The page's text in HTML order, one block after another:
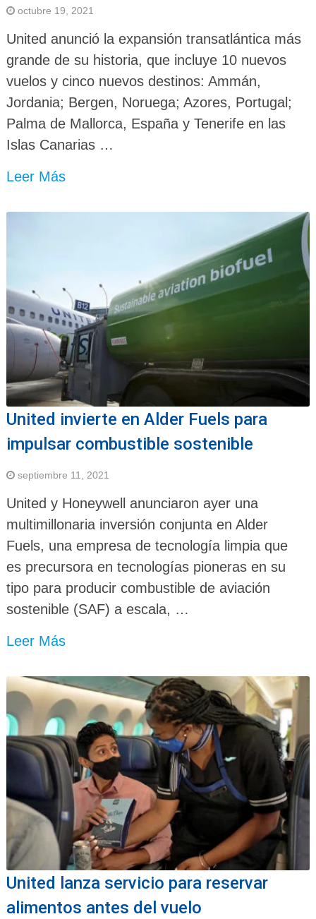
octubre 19, 2021
United anunció la expansión transatlántica más
grande de su historia, que incluye 10 nuevos
vuelos y cinco nuevos destinos: Ammán,
Jordania; Bergen, Noruega; Azores, Portugal;
Palma de Mallorca, España y Tenerife en las
Islas Canarias …
Leer Más
United invierte en Alder Fuels para
impulsar combustible sostenible
septiembre 11, 2021
United y Honeywell anunciaron ayer una
multimillonaria inversión conjunta en Alder
Fuels, una empresa de tecnología limpia que
es precursora en tecnologías pioneras en su
tipo para producir combustible de aviación
sostenible (SAF) a escala, …
Leer Más
United lanza servicio para reservar
alimentos antes del vuelo